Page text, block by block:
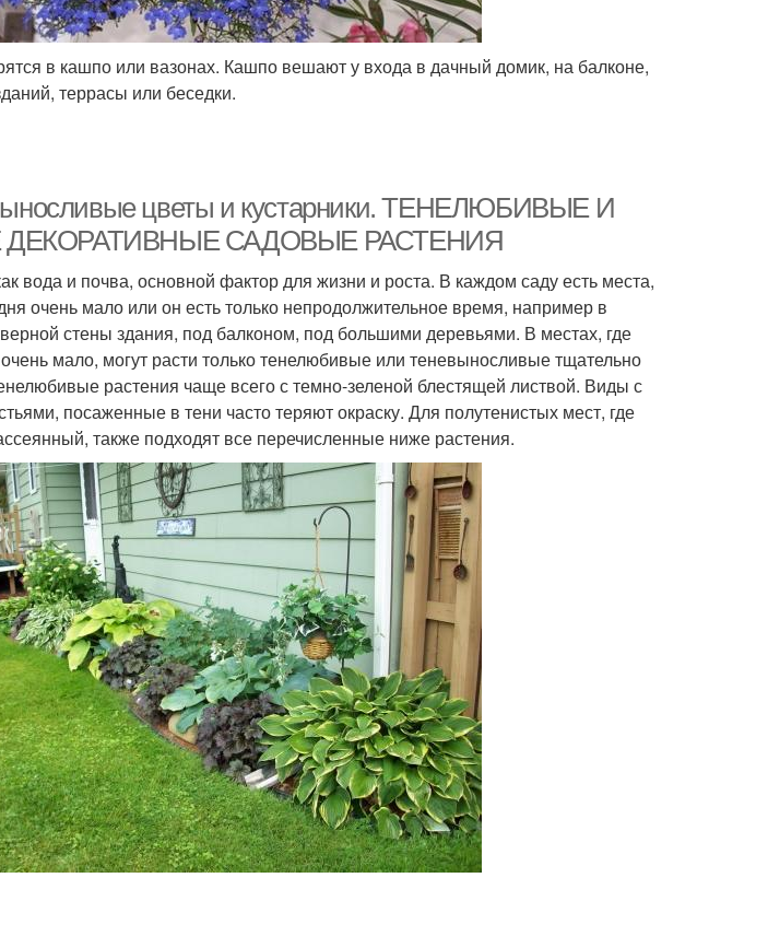
в кашпо или вазонах. Кашпо вешают у входа в дачный домик, на балконе,
террасы или беседки.
цветы и кустарники. ТЕНЕЛЮБИВЫЕ И
САДОВЫЕ РАСТЕНИЯ
вода и почва, основной фактор для жизни и роста. В каждом саду есть места,
очень мало или он есть только непродолжительное время, например в
стены здания, под балконом, под большими деревьями. В местах, где
мало, могут расти только тенелюбивые или теневыносливые тщательно
растения чаще всего с темно-зеленой блестящей листвой. Виды с
посаженные в тени часто теряют окраску. Для полутенистых мест, где
также подходят все перечисленные ниже растения.